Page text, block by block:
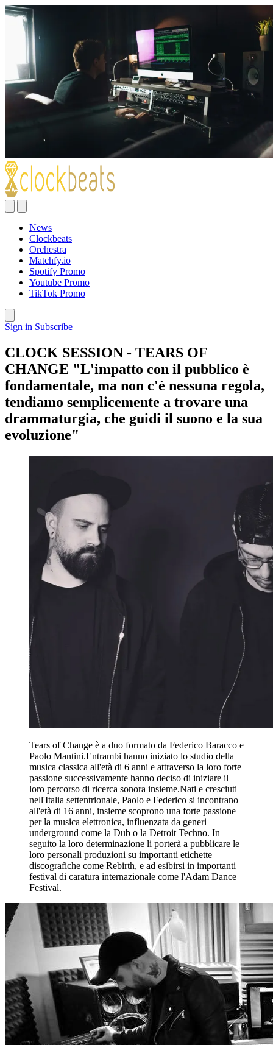
News
Clockbeats
Orchestra
Matchfy.io
Spotify Promo
Youtube Promo
TikTok Promo
Sign in Subscribe
CLOCK SESSION - TEARS OF
CHANGE "L'impatto con il pubblico è
fondamentale, ma non c'è nessuna regola,
tendiamo semplicemente a trovare una
drammaturgia, che guidi il suono e la sua
evoluzione"
Tears of Change è a duo formato da Federico Baracco e
Paolo Mantini.Entrambi hanno iniziato lo studio della
musica classica all'età di 6 anni e attraverso la loro forte
passione successivamente hanno deciso di iniziare il
loro percorso di ricerca sonora insieme.Nati e cresciuti
nell'Italia settentrionale, Paolo e Federico si incontrano
all'età di 16 anni, insieme scoprono una forte passione
per la musica elettronica, influenzata da generi
underground come la Dub o la Detroit Techno. In
seguito la loro determinazione li porterà a pubblicare le
loro personali produzioni su importanti etichette
discografiche come Rebirth, e ad esibirsi in importanti
festival di caratura internazionale come l'Adam Dance
Festival.